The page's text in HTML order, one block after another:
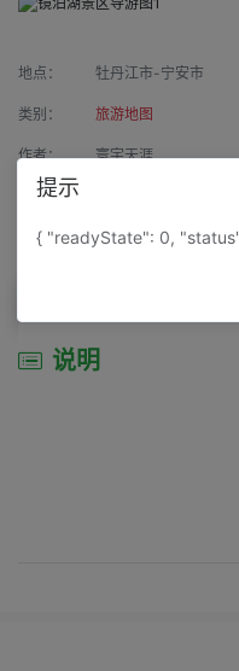
地点： 牡丹江市-宁安市
类别： 旅游地图
作者： 寰宇天涯
来源：
属性： 地图属性： 地图类
说明
提示
{ "readyState": 0,